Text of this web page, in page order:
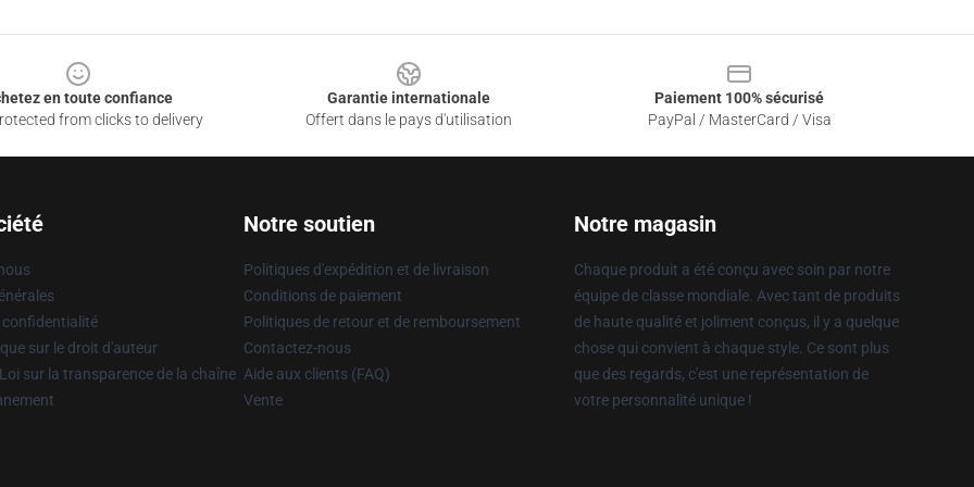
en toute confiance
from clicks to delivery
Garantie internationale
Offert dans le pays d'utilisation
Paiement 100% sécurisé
PayPal / MasterCard / Visa
confidentialité
sur le droit d'auteur
sur la transparence de la chaîne
Notre soutien
Politiques d'expédition et de livraison
Conditions de paiement
Politiques de retour et de remboursement
Contactez-nous
Aide aux clients (FAQ)
Vente
Notre magasin
Chaque produit a été conçu avec soin par notre
équipe de classe mondiale. Avec tant de produits
de haute qualité et joliment conçus, il y a quelque
chose qui convient à chaque style. Ce sont plus
que des regards, c'est une représentation de
votre personnalité unique !